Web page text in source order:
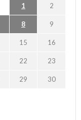
1 2
8 9
15 16
22 23
29 30